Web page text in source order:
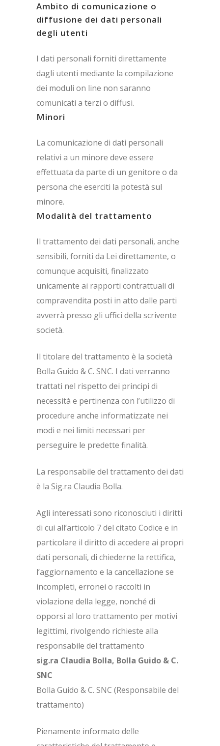
Ambito di comunicazione o
diffusione dei dati personali
degli utenti
I dati personali forniti direttamente
dagli utenti mediante la compilazione
dei moduli on line non saranno
comunicati a terzi o diffusi.
Minori
La comunicazione di dati personali
relativi a un minore deve essere
effettuata da parte di un genitore o da
persona che eserciti la potestà sul
minore.
Modalità del trattamento
Il trattamento dei dati personali, anche
sensibili, forniti da Lei direttamente, o
comunque acquisiti, finalizzato
unicamente ai rapporti contrattuali di
compravendita posti in atto dalle parti
avverrà presso gli uffici della scrivente
società.
Il titolare del trattamento è la società
Bolla Guido & C. SNC. I dati verranno
trattati nel rispetto dei principi di
necessità e pertinenza con l’utilizzo di
procedure anche informatizzate nei
modi e nei limiti necessari per
perseguire le predette finalità.
La responsabile del trattamento dei dati
è la Sig.ra Claudia Bolla.
Agli interessati sono riconosciuti i diritti
di cui all’articolo 7 del citato Codice e in
particolare il diritto di accedere ai propri
dati personali, di chiederne la rettifica,
l’aggiornamento e la cancellazione se
incompleti, erronei o raccolti in
violazione della legge, nonché di
opporsi al loro trattamento per motivi
legittimi, rivolgendo richieste alla
responsabile del trattamento
sig.ra Claudia Bolla, Bolla Guido & C.
SNC
Bolla Guido & C. SNC (Responsabile del
trattamento)
Pienamente informato delle